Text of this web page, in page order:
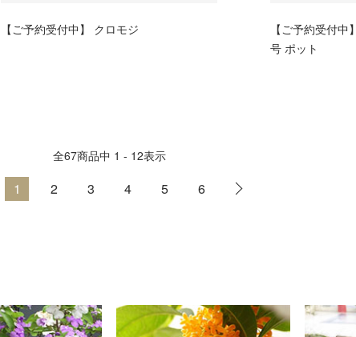
【ご予約受付中】 クロモジ
【ご予約受付
号 ポット
全67商品中 1 - 12表示
1 2 3 4 5 6